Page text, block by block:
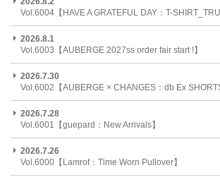
Vol.6004【HAVE A GRATEFUL DAY：T-
2026.8.1
Vol.6003【AUBERGE 2027ss order fair start !】
2026.7.30
Vol.6002【AUBERGE × CHANGES：db Ex
2026.7.28
Vol.6001【guepard：New Arrivals】
2026.7.26
Vol.6000【Lamrof：Time Worn Pullover】